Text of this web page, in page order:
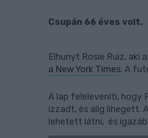
Csupán 66 éves volt.
Elhunyt Rosie Ruiz,
a New York Times. A
A lap feleleveníti, hogy
izzadt, és alig lihegett.
lehetett látni, és